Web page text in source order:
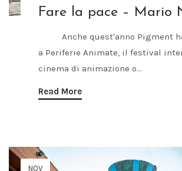
Fare la pace – Mario
Anche quest'anno Pigment
a Periferie Animate, il festival
cinema di animazione o...
Read More
NOV